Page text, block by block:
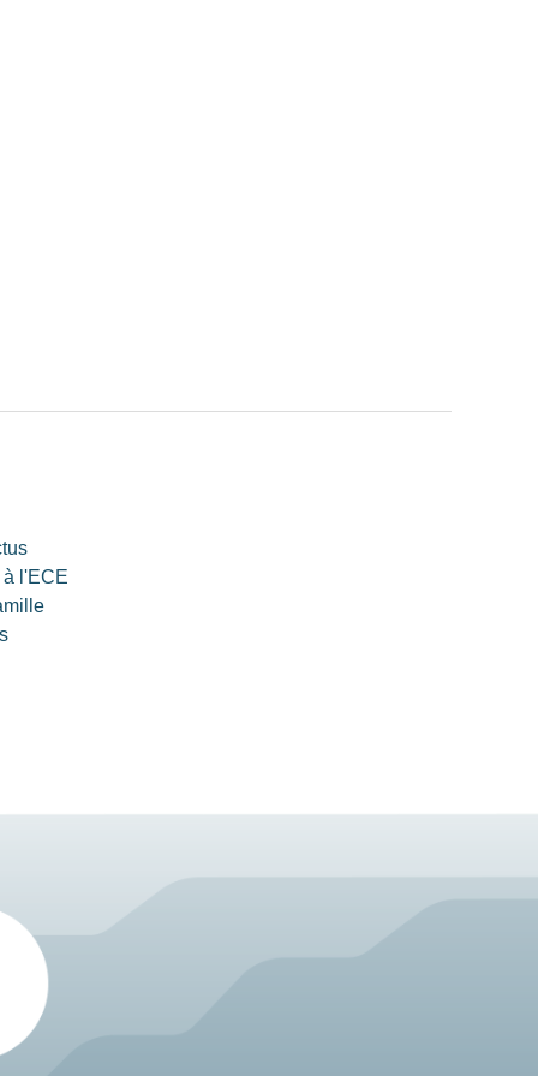
l'ECE